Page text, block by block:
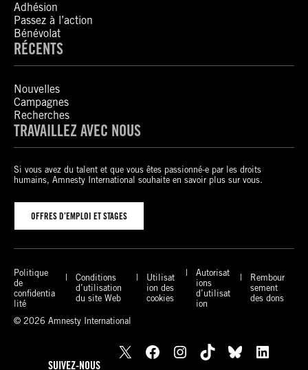
Adhésion
Passez à l’action
Bénévolat
RÉCENTS
Nouvelles
Campagnes
Recherches
TRAVAILLEZ AVEC NOUS
Si vous avez du talent et que vous êtes passionné-e par les droits
humains, Amnesty International souhaite en savoir plus sur vous.
OFFRES D’EMPLOI ET STAGES
Politique
de
confidentia
lité
Conditions
d’utilisation
du site Web
Utilisat
ion des
cookies
Autorisat
ions
d’utilisat
ion
Rembour
sement
des dons
© 2026 Amnesty International
SUIVEZ-NOUS
X Facebook Instagram TikTok Bluesky
LinkedIn